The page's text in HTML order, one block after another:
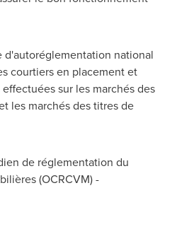
d'autoréglementation national
courtiers en placement et
sur les marchés des
les marchés des titres de
de réglementation du
(OCRCVM) -